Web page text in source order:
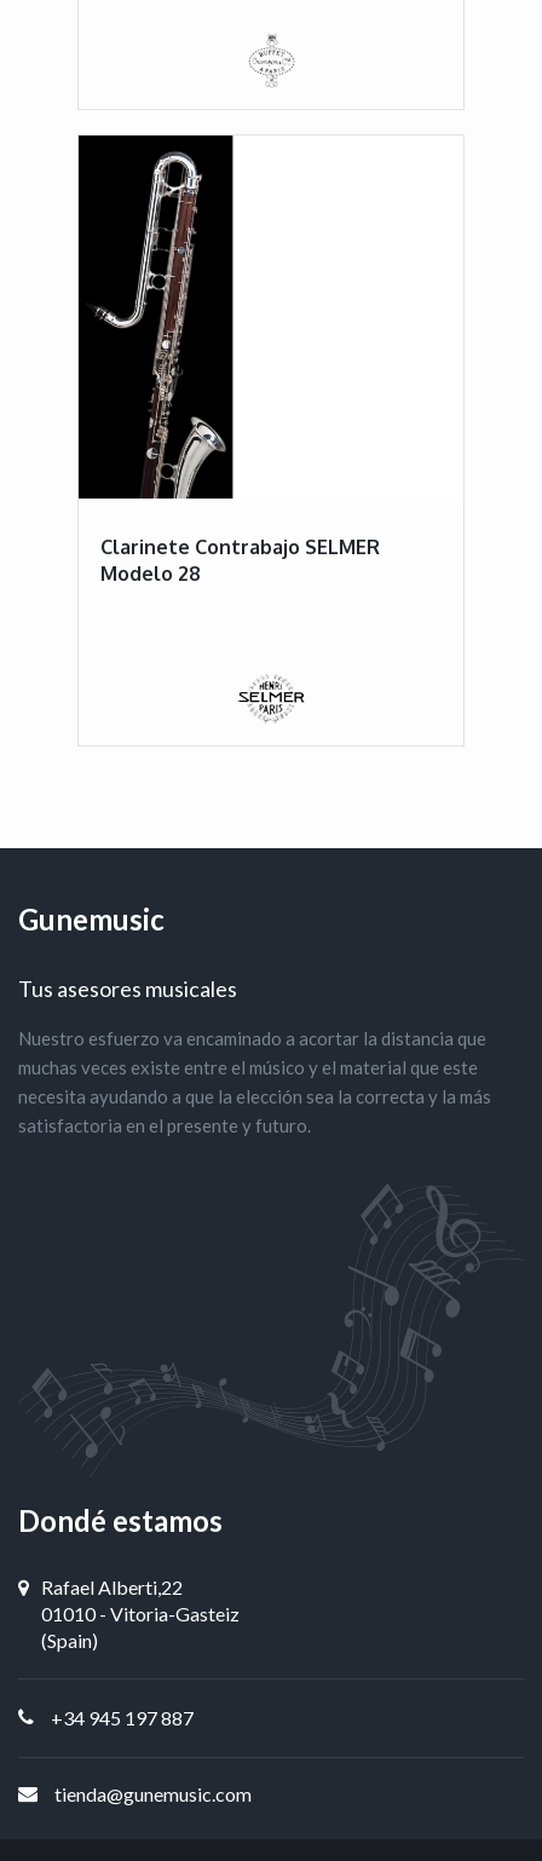
Clarinete Contrabajo SELMER
Modelo 28
Gunemusic
Tus asesores musicales
Nuestro esfuerzo va encaminado a acortar la distancia que
muchas veces existe entre el músico y el material que este
necesita ayudando a que la elección sea la correcta y la más
satisfactoria en el presente y futuro.
Dondé estamos
Rafael Alberti,22
01010 - Vitoria-Gasteiz
(Spain)
+34 945 197 887
tienda@gunemusic.com